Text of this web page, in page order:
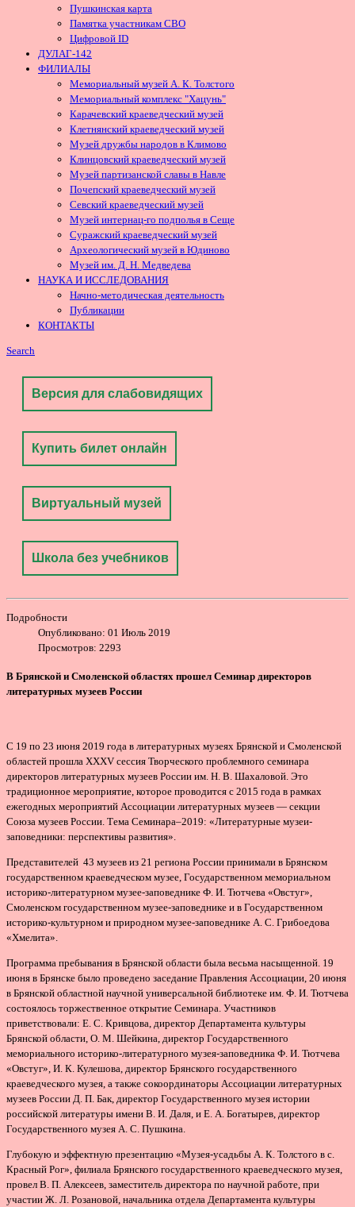
Пушкинская карта
Памятка участникам СВО
Цифровой ID
ДУЛАГ-142
ФИЛИАЛЫ
Мемориальный музей А. К. Толстого
Мемориальный комплекс "Хацунь"
Карачевский краеведческий музей
Клетнянский краеведческий музей
Музей дружбы народов в Климово
Клинцовский краеведческий музей
Музей партизанской славы в Навле
Почепский краеведческий музей
Севский краеведческий музей
Музей интернац-го подполья в Сеще
Суражский краеведческий музей
Археологический музей в Юдиново
Музей им. Д. Н. Медведева
НАУКА И ИССЛЕДОВАНИЯ
Начно-методическая деятельность
Публикации
КОНТАКТЫ
Search
Версия для слабовидящих
Купить билет онлайн
Виртуальный музей
Школа без учебников
Подробности
Опубликовано: 01 Июль 2019
Просмотров: 2293
В Брянской и Смоленской областях прошел Семинар директоров
литературных музеев России
С 19 по 23 июня 2019 года в литературных музеях Брянской и Смоленской
областей прошла XXXV сессия Творческого проблемного семинара
директоров литературных музеев России им. Н. В. Шахаловой. Это
традиционное мероприятие, которое проводится с 2015 года в рамках
ежегодных мероприятий Ассоциации литературных музеев — секции
Союза музеев России. Тема Семинара–2019: «Литературные музеи-
заповедники: перспективы развития».
Представителей 43 музеев из 21 региона России принимали в Брянском
государственном краеведческом музее, Государственном мемориальном
историко-литературном музее-заповеднике Ф. И. Тютчева «Овстуг»,
Смоленском государственном музее-заповеднике и в Государственном
историко-культурном и природном музее-заповеднике А. С. Грибоедова
«Хмелита».
Программа пребывания в Брянской области была весьма насыщенной. 19
июня в Брянске было проведено заседание Правления Ассоциации, 20 июня
в Брянской областной научной универсальной библиотеке им. Ф. И. Тютчева
состоялось торжественное открытие Семинара. Участников
приветствовали: Е. С. Кривцова, директор Департамента культуры
Брянской области, О. М. Шейкина, директор Государственного
мемориального историко-литературного музея-заповедника Ф. И. Тютчева
«Овстуг», И. К. Кулешова, директор Брянского государственного
краеведческого музея, а также сокоординаторы Ассоциации литературных
музеев России Д. П. Бак, директор Государственного музея истории
российской литературы имени В. И. Даля, и Е. А. Богатырев, директор
Государственного музея А. С. Пушкина.
Глубокую и эффектную презентацию «Музея-усадьбы А. К. Толстого в с.
Красный Рог», филиала Брянского государственного краеведческого музея,
провел В. П. Алексеев, заместитель директора по научной работе, при
участии Ж. Л. Розановой, начальника отдела Департамента культуры